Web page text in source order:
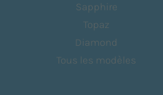
Sapphire
Topaz
Diamond
Tous les modèles